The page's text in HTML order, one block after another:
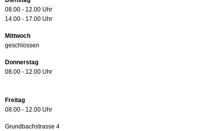
08.00 - 12.00 Uhr
14.00 - 17.00 Uhr
Mittwoch
geschlossen
Donnerstag
08.00 - 12.00 Uhr
Freitag
08.00 - 12.00 Uhr
Grundbachstrasse 4